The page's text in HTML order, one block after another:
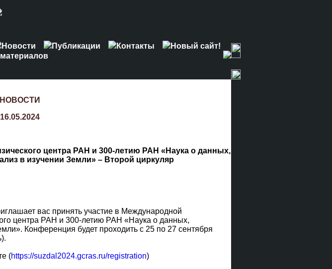
Новости Публикации Контакты
Новый сайт!
НОВОСТИ
16.05.2024
центра РАН и 300-летию РАН «Наука о данных,
в изучении Земли» – Второй циркуляр
вас принять участие в Международной
центра РАН и 300-летию РАН «Наука о данных,
Конференция будет проходить с 25 по 27 сентября
(https://suzdal2024.gcras.ru/registration)